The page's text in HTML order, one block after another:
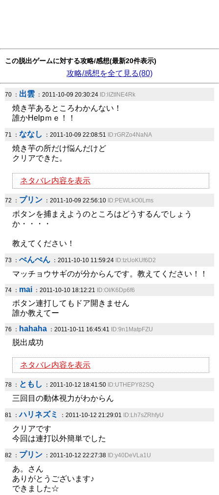
この脱出ゲームに対する攻略/感想(最新20件表示)
攻略/感想を全て見る(80)
70 ： 出雲 ：2011-10-09 20:30:24 ID:lIZtINE4Rk
焼き芋あるところわかんない！
誰かHelpｍｅ！！
71 ： ななし ：2011-10-09 22:08:51 ID:rGRZo4NaNA
焼き芋の所だけ悩んだけど
クリアできた。
ネタバレ内容を表示
72 ： プリン ：2011-10-09 22:56:10 ID:PEWLkO0Lms
ボタンを捕まえようのところはどうするんでしょう
か・・・・
教えてください！
73 ： ぺんぺん ：2011-10-10 11:59:24 ID:tzUoKUf6D2
マッチョウサギのが分からんです。教えてください！！
74 ： mai ：2011-10-10 18:12:21 ID:OI/K6Dp6f6
ボタン連打してもドア開きません
誰か教えてー
76 ： hahaha ：2011-10-11 16:45:41 ID:9n1MatpFZU
脱出成功
ネタバレ内容を表示
78 ： ともし ：2011-10-12 18:41:50 ID:UTHEPY82SQ
三回目の動体視力がわからん
81 ：ハリネズミ ：2011-10-12 21:29:01 ID:Lh7sZRhfyU
クリアです
今回は連打以外簡単でした
82 ： プリン ：2011-10-12 22:27:38 ID:y40DeVLa1U
あ。さん
ありがとうございます♪
できました☆